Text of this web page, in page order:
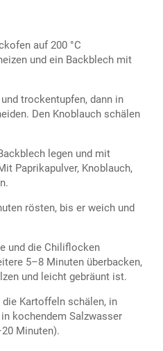
auf 200 °C
und ein Backblech mit
trockentupfen, dann in
Den Knoblauch schälen
legen und mit
Paprikapulver, Knoblauch,
rösten, bis er weich und
und die Chiliflocken
5–8 Minuten überbacken,
und leicht gebräunt ist.
die Kartoffeln schälen, in
kochendem Salzwasser
Minuten).